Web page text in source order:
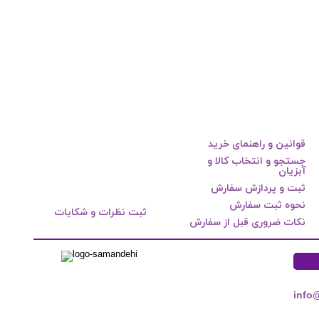
قوانین و راهنمای خرید
جستجو و انتخاب کالا و
آبزیان
ثبت و پردازش سفارش
نحوه ثبت سفارش
نکات ضروری قبل از سفارش
ثبت نظرات و شکایات